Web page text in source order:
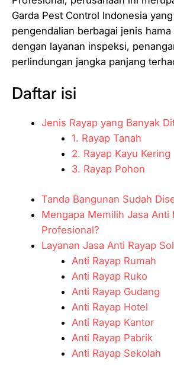
Garda Pest Control Indonesia
pengendalian berbagai jenis hama
dengan layanan inspeksi,
perlindungan jangka panjang
Daftar isi
Jenis Rayap yang Banyak
1. Rayap Tanah
2. Rayap Kayu Kering
3. Rayap Pohon
Tanda Bangunan Sudah
Mengapa Memilih Jasa Anti
Profesional?
Layanan Jasa Anti Rayap
Anti Rayap Rumah
Anti Rayap Ruko
Anti Rayap Gudang
Anti Rayap Hotel
Anti Rayap Kantor
Anti Rayap Pabrik
Anti Rayap Sekolah